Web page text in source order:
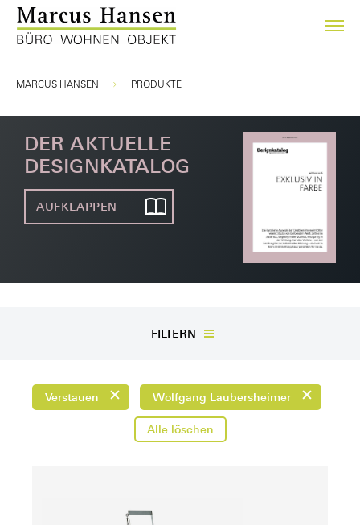
Sie sind hier:
MARCUS HANSEN PRODUKTE
DER AKTUELLE
DESIGNKATALOG
AUFKLAPPEN
FILTERN
Verstauen Wolfgang Laubersheimer
Alle löschen